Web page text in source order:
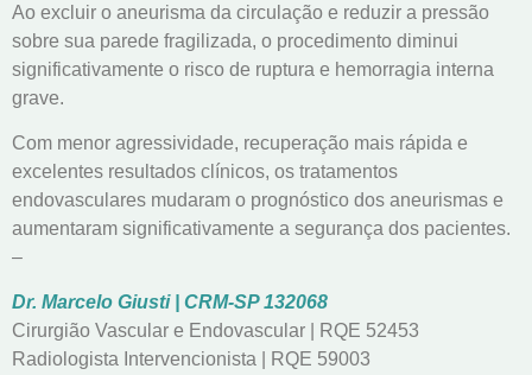
Ao excluir o aneurisma da circulação e reduzir a pressão
sobre sua parede fragilizada, o procedimento diminui
significativamente o risco de ruptura e hemorragia interna
grave.
Com menor agressividade, recuperação mais rápida e
excelentes resultados clínicos, os tratamentos
endovasculares mudaram o prognóstico dos aneurismas e
aumentaram significativamente a segurança dos pacientes.
–
Dr. Marcelo Giusti | CRM-SP 132068
Cirurgião Vascular e Endovascular | RQE 52453
Radiologista Intervencionista | RQE 59003